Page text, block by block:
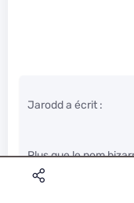
Jarodd a écrit :
Plus que le nom
qui m’étonne.